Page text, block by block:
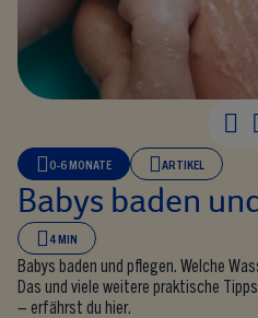
0-6 MONATE ARTIKEL
Babys baden
4 MIN
Babys baden und pflegen. Welche
Das und viele weitere praktische
– erfährst du hier.